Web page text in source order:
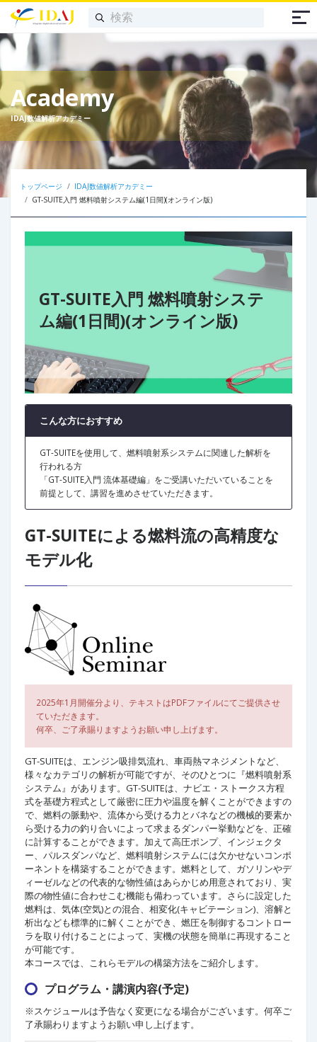
Academy
IDAJ数値解析アカデミー
トップページ
IDAJ数値解析アカデミー
GT-SUITE入門 燃料噴射システム編(1日間)(オンライン版)
GT-SUITE入門 燃料噴射システ
ム編(1日間)(オンライン版)
こんな方におすすめ
GT-SUITEを使用して、燃料噴射系システムに関連した解析を
行われる方
「GT-SUITE入門 流体基礎編」をご受講いただいていることを
前提として、講習を進めさせていただきます。
GT-SUITEによる燃料流の高精度な
モデル化
2025年1月開催分より、テキストはPDFファイルにてご提供させ
ていただきます。
何卒、ご了承賜りますようお願い申し上げます。
GT-SUITEは、エンジン吸排気流れ、車両熱マネジメントなど、
様々なカテゴリの解析が可能ですが、そのひとつに『燃料噴射系
システム』があります。GT-SUITEは、ナビエ・ストークス方程
式を基礎方程式として厳密に圧力や温度を解くことができますの
で、燃料の脈動や、流体から受ける力とバネなどの機械的要素か
ら受ける力の釣り合いによって求まるダンパー挙動などを、正確
に計算することができます。加えて高圧ポンプ、インジェクタ
ー、パルスダンパなど、燃料噴射システムには欠かせないコンポ
ーネントを構築することができます。燃料として、ガソリンやデ
ィーゼルなどの代表的な物性値はあらかじめ用意されており、実
際の物性値に合わせこむ機能も備わっています。さらに設定した
燃料は、気体(空気)との混合、相変化(キャビテーション)、溶解と
析出なども標準的に解くことができ、燃圧を制御するコントロー
ラを取り付けることによって、実機の状態を簡単に再現すること
が可能です。
本コースでは、これらモデルの構築方法をご紹介します。
プログラム・講演内容(予定)
※スケジュールは予告なく変更になる場合がございます。何卒ご
了承賜わりますようお願い申し上げます。